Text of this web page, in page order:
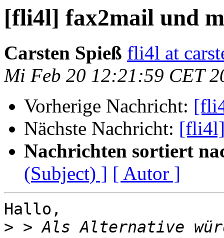
[fli4l] fax2mail und
Carsten Spieß fli4l at
Mi Feb 20 12:21:59 CET
Vorherige Nachricht:
Nächste Nachricht: [fli4l]
Nachrichten sortiert
(Subject) ] [ Autor ]
Hallo,
> > Als Alternative